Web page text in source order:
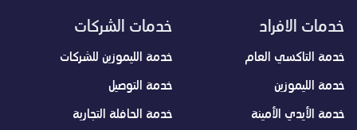
خدمات الافراد
خدمة التاكسي العام
خدمة الليموزين
خدمة الأيدي الأمينة
خدمات الشركات
خدمة الليموزين للشركات
خدمة التوصيل
خدمة الحافلة التجارية